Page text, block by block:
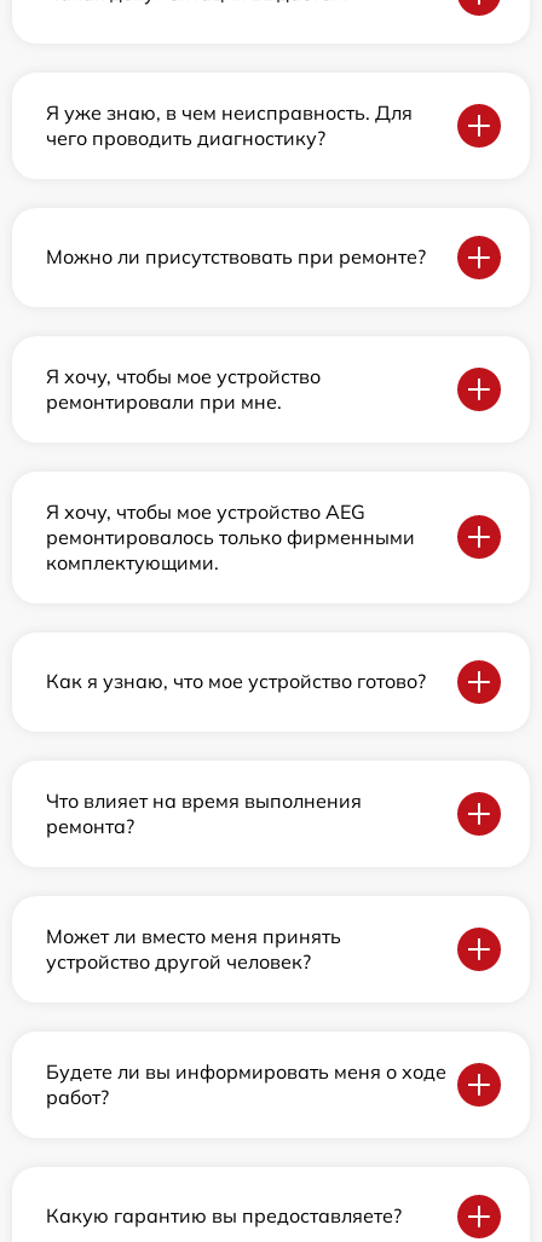
Я уже знаю, в чем неисправность. Для
чего проводить диагностику?
Можно ли присутствовать при ремонте?
Я хочу, чтобы мое устройство
ремонтировали при мне.
Я хочу, чтобы мое устройство AEG
ремонтировалось только фирменными
комплектующими.
Как я узнаю, что мое устройство готово?
Что влияет на время выполнения
ремонта?
Может ли вместо меня принять
устройство другой человек?
Будете ли вы информировать меня о ходе
работ?
Какую гарантию вы предоставляете?